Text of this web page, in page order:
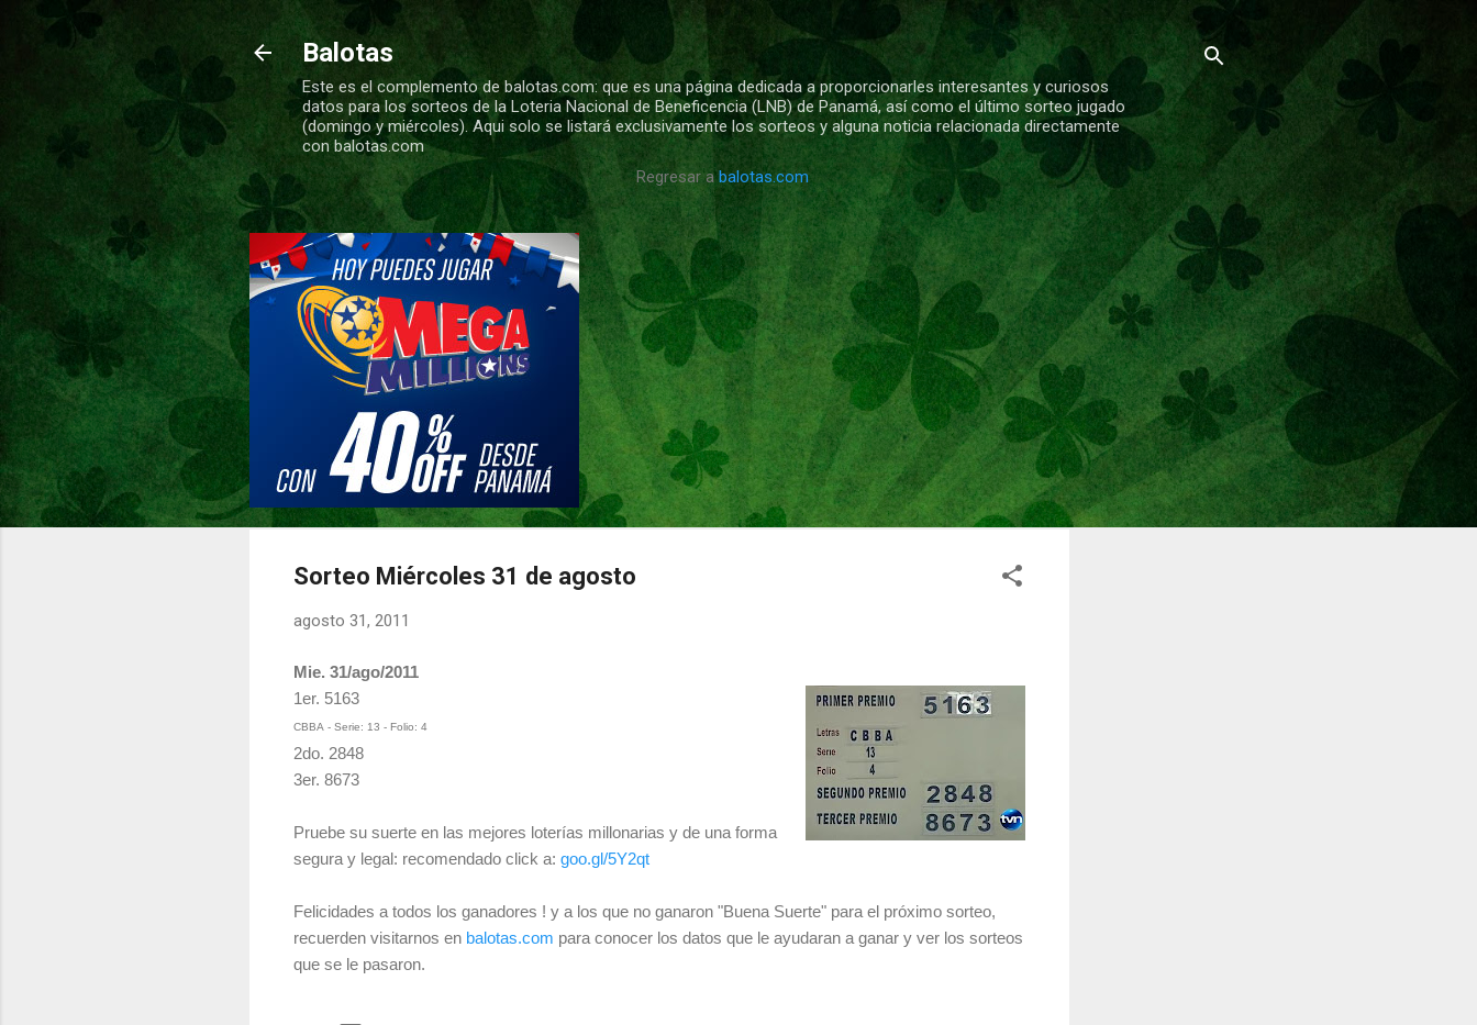
Ir al contenido principal
Balotas
Este es el complemento de balotas.com: que es una página dedicada a proporcionarles interesantes y curiosos
datos para los sorteos de la Loteria Nacional de Beneficencia (LNB) de Panamá, así como el último sorteo jugado
(domingo y miércoles). Aqui solo se listará exclusivamente los sorteos y alguna noticia relacionada directamente
con balotas.com
Regresar abalotas.com
Sorteo Miércoles 31 de agosto
agosto 31, 2011
Mie. 31/ago/2011
1er. 5163
CBBA - Serie: 13 - Folio: 4
2do. 2848
3er. 8673
Pruebe su suerte en las mejores loterías millonarias y de una forma
segura y legal: recomendado click a: goo.gl/5Y2qt
Felicidades a todos los ganadores ! y a los que no ganaron "Buena Suerte" para el próximo sorteo,
recuerden visitarnos en balotas.com para conocer los datos que le ayudaran a ganar y ver los sorteos
que se le pasaron.